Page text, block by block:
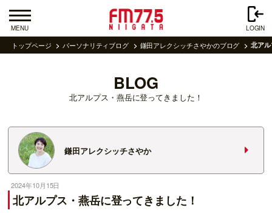
MENU LOGIN
トップページ パーソナリティブログ 鎌田アレクシッチさやかのブログ 北ア
BLOG
北アルプス・燕岳に登ってきました！
鎌田アレクシッチさやか
2024年10月15日
北アルプス・燕岳に登ってきました！